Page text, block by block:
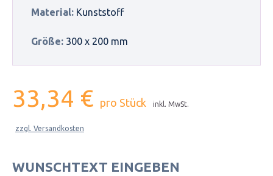
Material: Kunststoff
Größe: 300 x 200 mm
33,34 € pro Stück inkl. MwSt.
zzgl. Versandkosten
WUNSCHTEXT EINGEBEN